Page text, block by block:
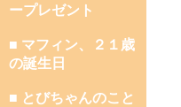
ープレゼント
■ マフィン、２１歳
の誕生日
■ とびちゃんのこと